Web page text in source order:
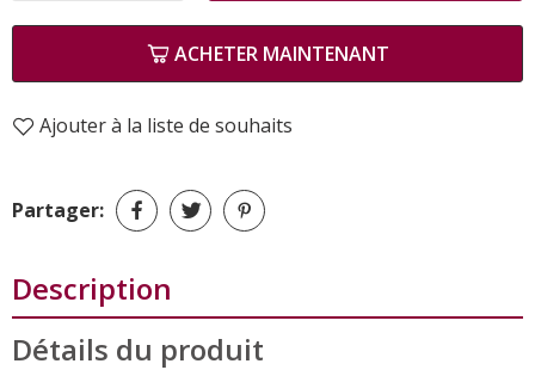
ACHETER MAINTENANT
Ajouter à la liste de souhaits
Partager:
Description
Détails du produit